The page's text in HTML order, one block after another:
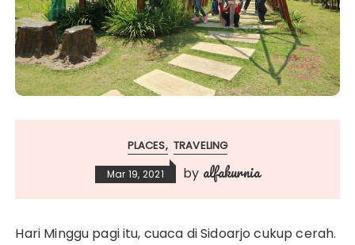
PLACES TRAVELING
Mar 19, 2021 by alfakurnia
Hari Minggu pagi itu, cuaca di Sidoarjo cukup cerah.